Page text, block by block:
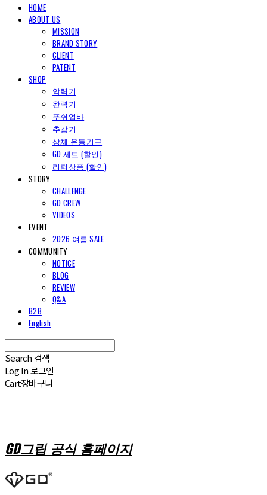
HOME
ABOUT US
MISSION
BRAND STORY
CLIENT
PATENT
SHOP
악력기
완력기
푸쉬업바
추감기
상체 운동기구
GD 세트 (할인)
리퍼상품 (할인)
STORY
CHALLENGE
GD CREW
VIDEOS
EVENT
2026 여름 SALE
COMMUNITY
NOTICE
BLOG
REVIEW
Q&A
B2B
English
Search 검색
Log In로그인
Cart장바구니
GD그립 공식 홈페이지